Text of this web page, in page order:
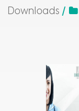
Downloads